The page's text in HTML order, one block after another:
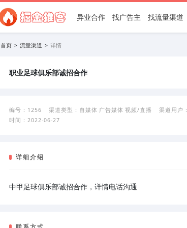
异业合作 找广告主 找流量渠道
首页 > 流量渠道 > 详情
职业足球俱乐部诚招合作
编号： 1256 渠道类型： 自媒体 广告媒体 视频/直播 渠道用户：
时间： 2022-06-27
详细介绍
中甲足球俱乐部诚招合作，详情电话沟通